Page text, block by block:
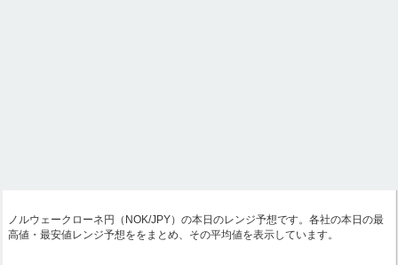
ノルウェークローネ円（NOK/JPY）の本日のレンジ予想です。各社の本日の最
高値・最安値レンジ予想ををまとめ、その平均値を表示しています。